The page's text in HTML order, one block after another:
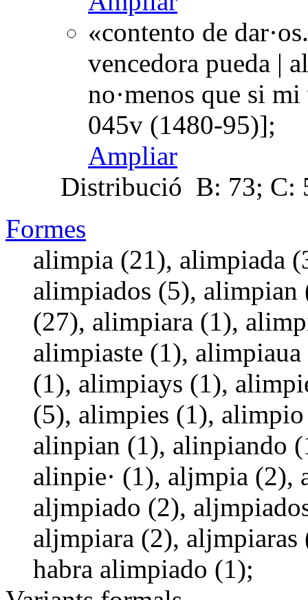
«contento de
vencedora pueda |
no·menos que si
045v (1480-95)];
Ampliar
Distribució B: 73; C:
Formes
alimpia (21), alimpiada
alimpiados (5),
(27), alimpiara (1),
alimpiaste (1),
(1), alimpiays (1),
(5), alimpies (1),
alinpian (1), alinpiando
alinpie· (1), aljmpia (2),
aljmpiado (2),
aljmpiara (2),
habra alimpiado (1);